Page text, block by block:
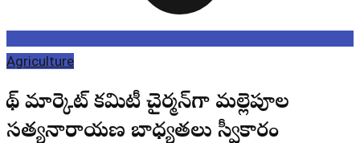
Agriculture
బోథ్ మార్కెట్ కమిటీ చైర్మన్‌గా మల్లెపూల
సత్యనారాయణ బాధ్యతలు స్వీకారం